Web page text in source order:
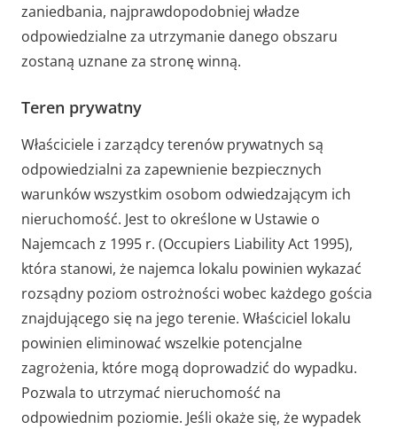
zaniedbania, najprawdopodobniej władze
odpowiedzialne za utrzymanie danego obszaru
zostaną uznane za stronę winną.
Teren prywatny
Właściciele i zarządcy terenów prywatnych są
odpowiedzialni za zapewnienie bezpiecznych
warunków wszystkim osobom odwiedzającym ich
nieruchomość. Jest to określone w Ustawie o
Najemcach z 1995 r. (Occupiers Liability Act 1995),
która stanowi, że najemca lokalu powinien wykazać
rozsądny poziom ostrożności wobec każdego gościa
znajdującego się na jego terenie. Właściciel lokalu
powinien eliminować wszelkie potencjalne
zagrożenia, które mogą doprowadzić do wypadku.
Pozwala to utrzymać nieruchomość na
odpowiednim poziomie. Jeśli okaże się, że wypadek